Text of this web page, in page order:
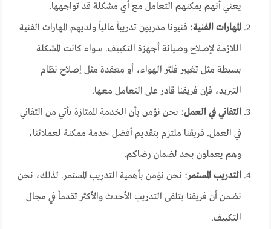
يعني أنهم يمكنهم التعامل مع أي مشكلة قد تواجهها.
المهارات الفنية: فنيونا مدربون تدريباً عالياً ولديهم المهارات الفنية
اللازمة لإصلاح وصيانة أجهزة التكييف. سواء كانت المشكلة
بسيطة مثل تغيير فلتر الهواء، أو معقدة مثل إصلاح نظام
التبريد، فإن فريقنا قادر على التعامل معها.
التفاني في العمل: نحن نؤمن بأن الخدمة الممتازة تأتي من التفاني
في العمل. فريقنا ملتزم بتقديم أفضل خدمة ممكنة لعملائنا،
وهم يعملون بجد لضمان رضاكم.
التدريب المستمر: نحن نؤمن بأهمية التدريب المستمر. لذلك، نحن
نضمن أن فريقنا يتلقى التدريب الأحدث والأكثر تقدماً في مجال
التكييف.